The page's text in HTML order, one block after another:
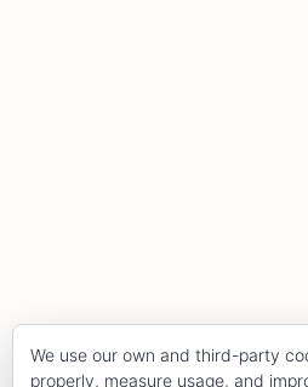
We use our own and third-party
properly, measure usage, and